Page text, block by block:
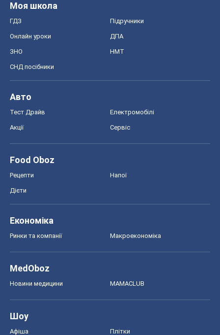
Моя школа
ГДЗ Підручники
Онлайн уроки ДПА
ЗНО НМТ
СНД посібники
Авто
Тест Драйв Електромобілі
Акції Сервіс
Food Oboz
Рецепти Напої
Дієти
Економіка
Ринки та компанії Макроекономіка
MedOboz
Новини медицини MAMACLUB
Шоу
Афіша Плітки